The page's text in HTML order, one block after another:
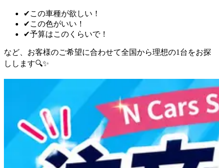
✔この車種が欲しい！
✔この色がいい！
✔予算はこのくらいで！
など、お客様のご希望に合わせて全国から理想の1台をお探
しします🔍✨